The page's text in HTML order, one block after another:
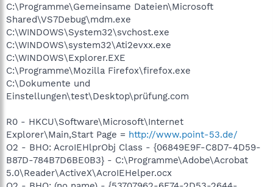
C:\Programme\Gemeinsame Dateien\Microsoft
Shared\VS7Debug\mdm.exe
C:\WINDOWS\System32\svchost.exe
C:\WINDOWS\system32\Ati2evxx.exe
C:\WINDOWS\Explorer.EXE
C:\Programme\Mozilla Firefox\firefox.exe
C:\Dokumente und
Einstellungen\test\Desktop\prüfung.com
R0 - HKCU\Software\Microsoft\Internet
Explorer\Main,Start Page = http://www.point-53.de/
O2 - BHO: AcroIEHlprObj Class - {06849E9F-C8D7-4D59-
B87D-784B7D6BE0B3} - C:\Programme\Adobe\Acrobat
5.0\Reader\ActiveX\AcroIEHelper.ocx